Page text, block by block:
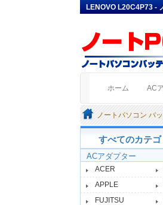
LENOVO L20C4P73 -
ホーム (current)
AC
ノートパソコン バ
すべてのカテ
ACアダプター
ACER
APPLE
FUJITSU